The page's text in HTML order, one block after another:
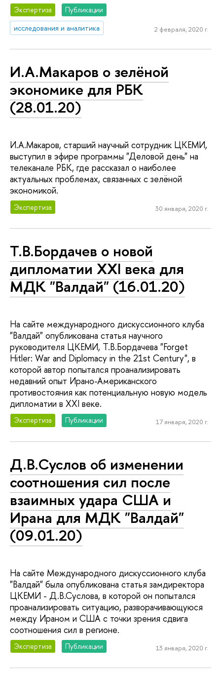
Экспертиза
Публикации
исследования и аналитика
2 февраля, 2020 г.
И.А.Макаров о зелёной
экономике для РБК
(28.01.20)
И.А.Макаров, старший научный сотрудник ЦКЕМИ,
выступил в эфире программы "Деловой день" на
телеканале РБК, где рассказал о наиболее
актуальных проблемах, связанных с зелёной
экономикой.
Экспертиза 30 января, 2020 г.
Т.В.Бордачев о новой
дипломатии XXI века для
МДК "Валдай" (16.01.20)
На сайте международного дискуссионного клуба
"Валдай" опубликована статья научного
руководителя ЦКЕМИ, Т.В.Бордачева "Forget
Hitler: War and Diplomacy in the 21st Century", в
которой автор попытался проанализировать
недавний опыт Ирано-Американского
противостояния как потенциальную новую модель
дипломатии в XXI веке.
Экспертиза Публикации 17 января, 2020 г.
Д.В.Суслов об изменении
соотношения сил после
взаимных удара США и
Ирана для МДК "Валдай"
(09.01.20)
На сайте Международного дискуссионного клуба
"Валдай" была опубликована статья замдиректора
ЦКЕМИ - Д.В.Суслова, в которой он попытался
проанализировать ситуацию, разворачивающуюся
между Ираном и США с точки зрения сдвига
соотношения сил в регионе.
Экспертиза Публикации 13 января, 2020 г.